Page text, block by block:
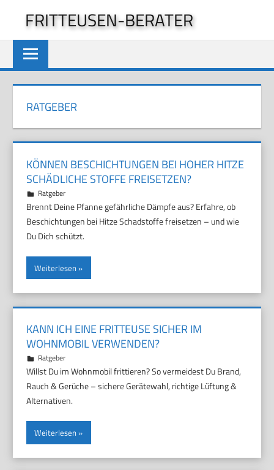
springen
FRITTEUSEN-BERATER
RATGEBER
KÖNNEN BESCHICHTUNGEN BEI HOHER HITZE
SCHÄDLICHE STOFFE FREISETZEN?
29. März 2026
Marco
Ratgeber
Brennt Deine Pfanne gefährliche Dämpfe aus? Erfahre, ob
Beschichtungen bei Hitze Schadstoffe freisetzen – und wie
Du Dich schützt.
Weiterlesen
KANN ICH EINE FRITTEUSE SICHER IM
WOHNMOBIL VERWENDEN?
25. März 2026
Marco
Ratgeber
Willst Du im Wohnmobil frittieren? So vermeidest Du Brand,
Rauch & Gerüche – sichere Gerätewahl, richtige Lüftung &
Alternativen.
Weiterlesen